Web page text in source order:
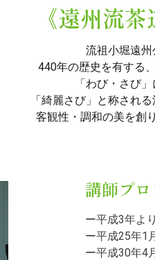
《遠州流茶
流祖小堀遠州
440年の歴史を有する
「わび・さび
「綺麗さび」と称され
客観性・調和の美を創
講師プ
ー平成3年よ
ー平成25年1
ー平成30年4